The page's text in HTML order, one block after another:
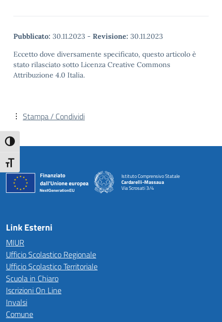
Attiva/disattiva alto contrasto
Attiva/disattiva dimensione testo
Pubblicato: 30.11.2023 - Revisione: 30.11.2023
Eccetto dove diversamente specificato, questo articolo è
stato rilasciato sotto Licenza Creative Commons
Attribuzione 4.0 Italia.
Stampa / Condividi
Istituto Comprensivo Statale
Cardarelli-Massaua
Via Scrosati 3/4
Link Esterni
MIUR
Ufficio Scolastico Regionale
Ufficio Scolastico Territoriale
Scuola in Chiaro
Iscrizioni On Line
Invalsi
Comune